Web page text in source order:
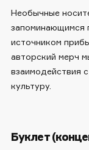
Необычные
запоминающимся
источником
авторский мерч
взаимодействия
культуру.
Буклет